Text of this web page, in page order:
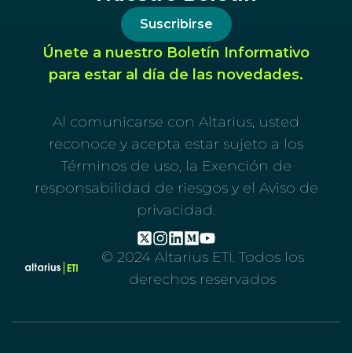
Suscribirse
Únete a nuestro Boletín Informativo
para estar al día de las novedades.
Al comunicarse con Altarius, usted
reconoce y acepta estar sujeto a los
Términos de uso, la Exención de
responsabilidad de riesgos y el Aviso de
privacidad.
© 2024 Altarius ETI. Todos los
derechos reservados